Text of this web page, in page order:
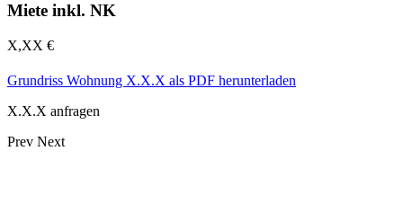
Miete inkl. NK
X,XX €
Grundriss Wohnung X.X.X als PDF herunterladen
X.X.X anfragen
Prev Next